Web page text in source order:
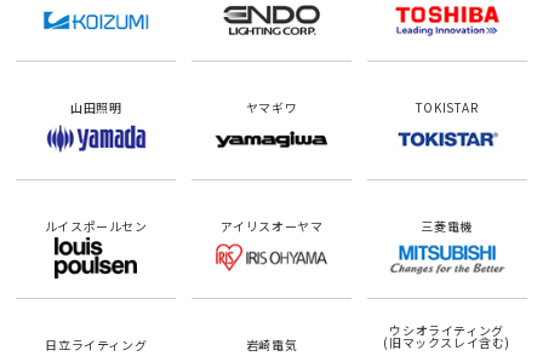
山田照明 ヤマギワ TOKISTAR
ルイスポールセン アイリスオーヤマ 三菱電機
日立ライティング 岩崎電気
ウシオライティング
(旧マックスレイ含む)